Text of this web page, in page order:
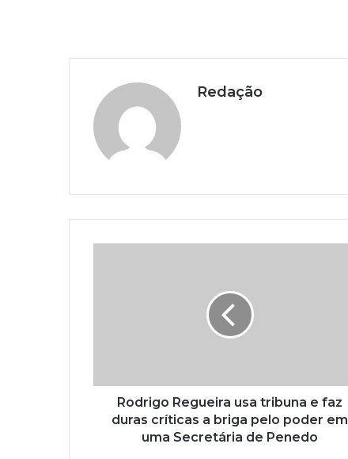
Redação
Rodrigo Regueira usa tribuna e faz
duras críticas a briga pelo poder em
uma Secretária de Penedo